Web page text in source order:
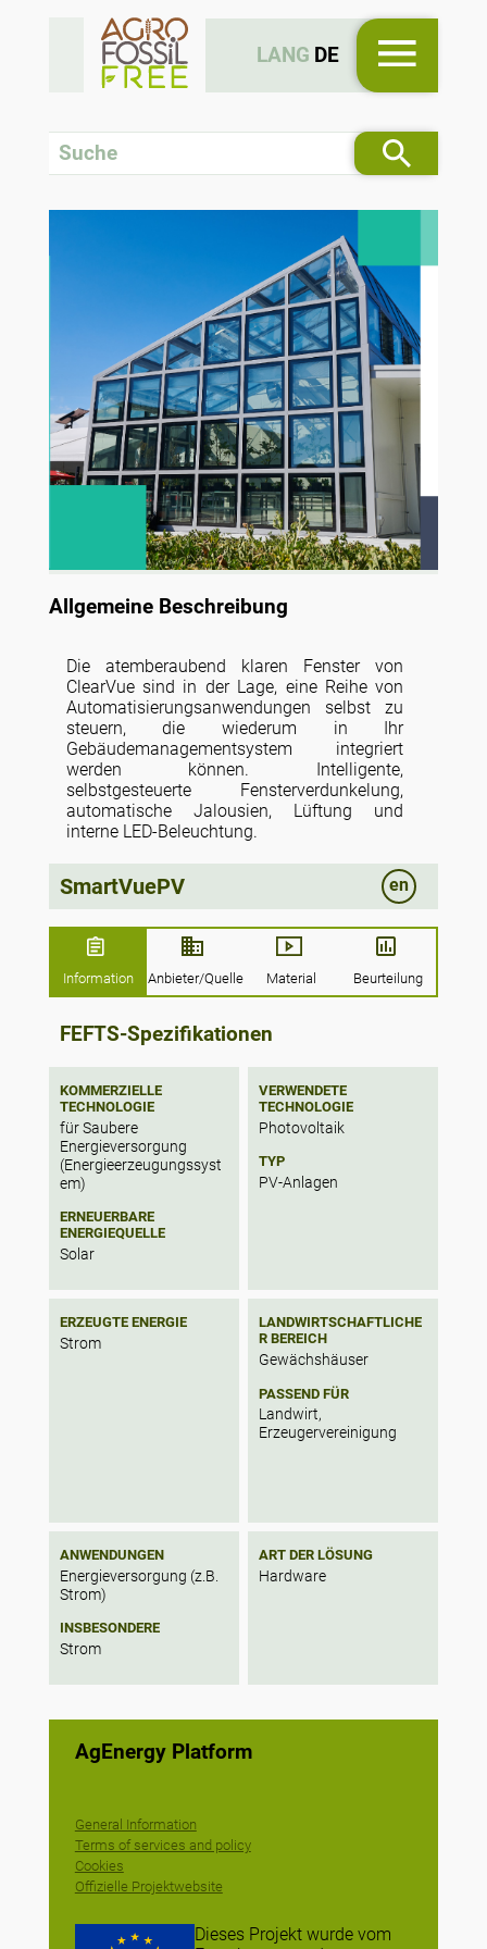
LANG DE
Allgemeine Beschreibung
Die atemberaubend klaren Fenster von
ClearVue sind in der Lage, eine Reihe von
Automatisierungsanwendungen selbst zu
steuern, die wiederum in Ihr
Gebäudemanagementsystem integriert
werden können. Intelligente,
selbstgesteuerte Fensterverdunkelung,
automatische Jalousien, Lüftung und
interne LED-Beleuchtung.
SmartVuePV en
Information Anbieter/Quelle Material Beurteilung
FEFTS-Spezifikationen
KOMMERZIELLE
TECHNOLOGIE
für Saubere
Energieversorgung
(Energieerzeugungssyst
em)
ERNEUERBARE
ENERGIEQUELLE
Solar
VERWENDETE
TECHNOLOGIE
Photovoltaik
TYP
PV-Anlagen
ERZEUGTE ENERGIE
Strom
LANDWIRTSCHAFTLICHE
R BEREICH
Gewächshäuser
PASSEND FÜR
Landwirt,
Erzeugervereinigung
ANWENDUNGEN
Energieversorgung (z.B.
Strom)
INSBESONDERE
Strom
ART DER LÖSUNG
Hardware
AgEnergy Platform
General Information
Terms of services and policy
Cookies
Offizielle Projektwebsite
Dieses Projekt wurde vom